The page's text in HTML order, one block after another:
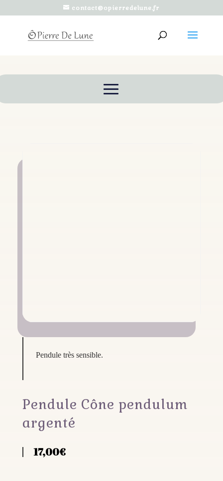
contact@opierredelune.fr
Pendule très sensible.
Pendule Cône pendulum
argenté
17,00€